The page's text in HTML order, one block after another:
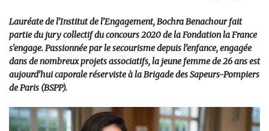
Lauréate de l’Institut de l’Engagement, Bochra Benachour fait
partie du jury collectif du concours 2020 de la Fondation la France
s’engage. Passionnée par le secourisme depuis l’enfance, engagée
dans de nombreux projets associatifs, la jeune femme de 26 ans est
aujourd’hui caporale réserviste à la Brigade des Sapeurs-Pompiers
de Paris (BSPP).